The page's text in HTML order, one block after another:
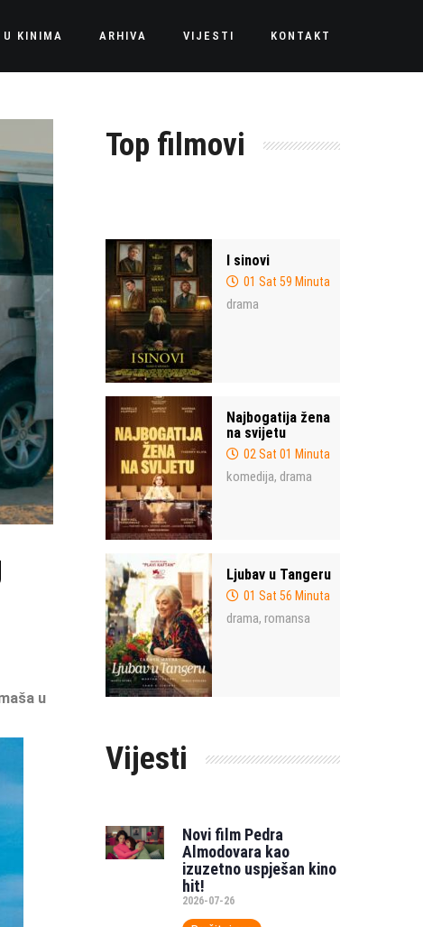
U KINIMA ARHIVA VIJESTI KONTAKT
u
Top filmovi
I sinovi
01 Sat 59 Minuta
drama
Najbogatija žena
na svijetu
02 Sat 01 Minuta
komedija, drama
Ljubav u Tangeru
01 Sat 56 Minuta
drama, romansa
Vijesti
Novi film Pedra
Almodovara kao
izuzetno uspješan kino
hit!
2026-07-26